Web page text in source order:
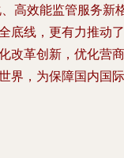
、高效能监管服务新
底线，更有力推动了
改革创新，优化营商
界，为保障国内国际